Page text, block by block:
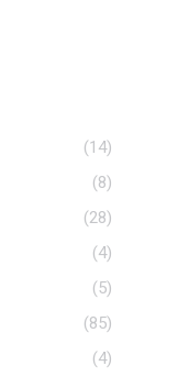
(14)
(8)
(28)
(4)
(5)
(85)
(4)